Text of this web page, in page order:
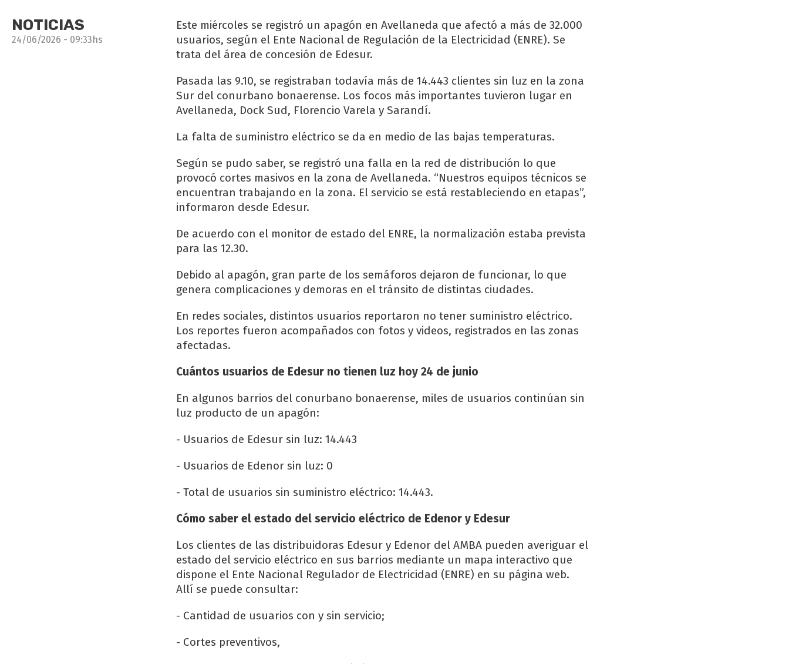
NOTICIAS
24/06/2026 - 09:33hs
Este miércoles se registró un apagón en Avellaneda que afectó a más de 32.000
usuarios, según el Ente Nacional de Regulación de la Electricidad (ENRE). Se
trata del área de concesión de Edesur.
Pasada las 9.10, se registraban todavía más de 14.443 clientes sin luz en la zona
Sur del conurbano bonaerense. Los focos más importantes tuvieron lugar en
Avellaneda, Dock Sud, Florencio Varela y Sarandí.
La falta de suministro eléctrico se da en medio de las bajas temperaturas.
Según se pudo saber, se registró una falla en la red de distribución lo que
provocó cortes masivos en la zona de Avellaneda. “Nuestros equipos técnicos se
encuentran trabajando en la zona. El servicio se está restableciendo en etapas”,
informaron desde Edesur.
De acuerdo con el monitor de estado del ENRE, la normalización estaba prevista
para las 12.30.
Debido al apagón, gran parte de los semáforos dejaron de funcionar, lo que
genera complicaciones y demoras en el tránsito de distintas ciudades.
En redes sociales, distintos usuarios reportaron no tener suministro eléctrico.
Los reportes fueron acompañados con fotos y videos, registrados en las zonas
afectadas.
Cuántos usuarios de Edesur no tienen luz hoy 24 de junio
En algunos barrios del conurbano bonaerense, miles de usuarios continúan sin
luz producto de un apagón:
- Usuarios de Edesur sin luz: 14.443
- Usuarios de Edenor sin luz: 0
- Total de usuarios sin suministro eléctrico: 14.443.
Cómo saber el estado del servicio eléctrico de Edenor y Edesur
Los clientes de las distribuidoras Edesur y Edenor del AMBA pueden averiguar el
estado del servicio eléctrico en sus barrios mediante un mapa interactivo que
dispone el Ente Nacional Regulador de Electricidad (ENRE) en su página web.
Allí se puede consultar:
- Cantidad de usuarios con y sin servicio;
- Cortes preventivos,